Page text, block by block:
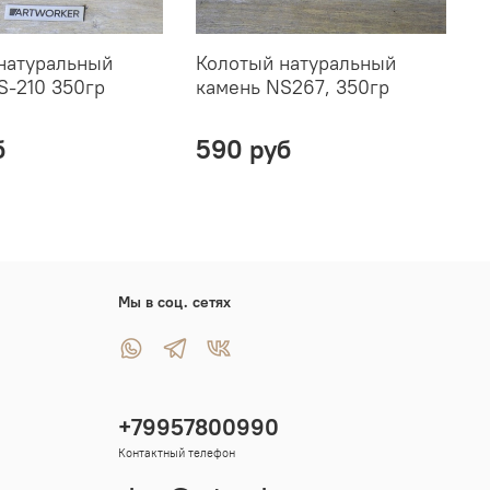
210 350гр
Колотый натуральный
камень NS267, 350гр
590 руб
Мы в соц. сетях
+79957800990
Контактный телефон